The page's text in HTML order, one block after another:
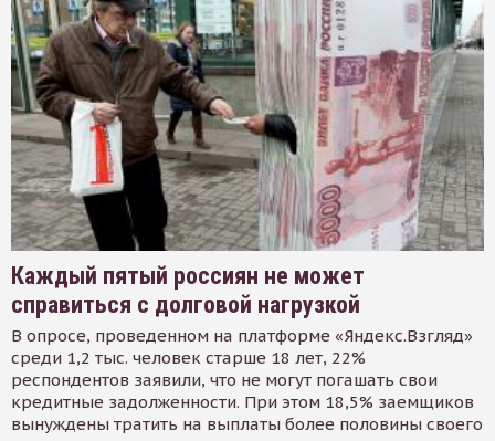
Каждый пятый россиян не может
справиться с долговой нагрузкой
В опросе, проведенном на платформе «Яндекс.Взгляд»
среди 1,2 тыс. человек старше 18 лет, 22%
респондентов заявили, что не могут погашать свои
кредитные задолженности. При этом 18,5% заемщиков
вынуждены тратить на выплаты более половины своего